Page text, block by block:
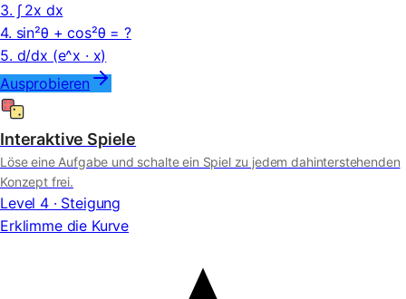
3. ∫ 2x dx
4. sin²θ + cos²θ = ?
5. d/dx (e^x · x)
Ausprobieren
Interaktive Spiele
Löse eine Aufgabe und schalte ein Spiel zu jedem dahinterstehenden
Konzept frei.
Level 4 · Steigung
Erklimme die Kurve